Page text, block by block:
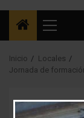
Menú
Inicio
Locales
Jornada de